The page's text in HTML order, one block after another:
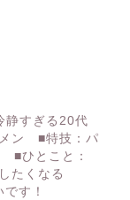
静すぎる20代
ン ■特技：パ
■ひとこと：
たくなる
す！